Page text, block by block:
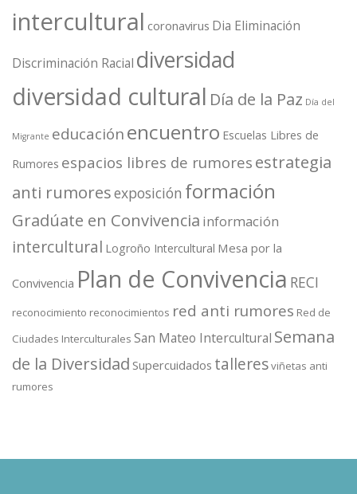
intercultural coronavirus Dia Eliminación
Discriminación Racial diversidad
diversidad cultural Día de la Paz Día del
Migrante educaciónencuentro Escuelas Libres de
Rumores espacios libres de rumores estrategia
anti rumoresexposición formación
Gradúate en Convivencia información
intercultural Logroño Intercultural Mesa por la
Convivencia Plan de Convivencia RECI
reconocimiento reconocimientos red anti rumores Red de
Ciudades Interculturales San Mateo Intercultural Semana
de la Diversidad Supercuidados talleresviñetas anti
rumores